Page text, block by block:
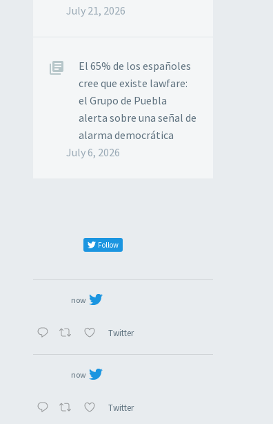
July 21, 2026
El 65% de los españoles
cree que existe lawfare:
el Grupo de Puebla
alerta sobre una señal de
alarma democrática
July 6, 2026
Follow
now
Twitter
now
Twitter